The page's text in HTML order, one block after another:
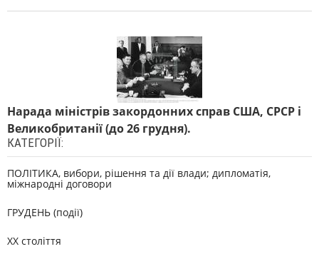
Нарада міністрів закордонних справ США, СРСР і
Великобританії (до 26 грудня).
КАТЕГОРІЇ:
ПОЛІТИКА, вибори, рішення та дії влади; дипломатія,
міжнародні договори
ГРУДЕНЬ (події)
XX століття